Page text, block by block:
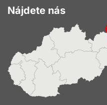
Nájdete nás